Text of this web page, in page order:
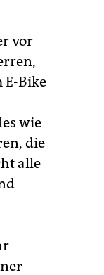
vor
E-Bike
wie
die
alle